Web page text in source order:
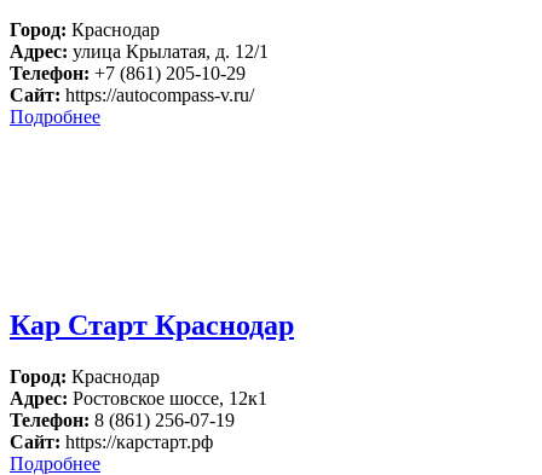
Город: Краснодар
Адрес: улица Крылатая, д. 12/1
Телефон: +7 (861) 205-10-29
Сайт: https://autocompass-v.ru/
Подробнее
Кар Старт Краснодар
Город: Краснодар
Адрес: Ростовское шоссе, 12к1
Телефон: 8 (861) 256-07-19
Сайт: https://карстарт.рф
Подробнее